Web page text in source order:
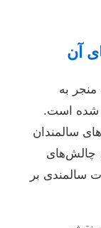
به
شده است.
سالمندان
چالش‌های
سالمندی بر